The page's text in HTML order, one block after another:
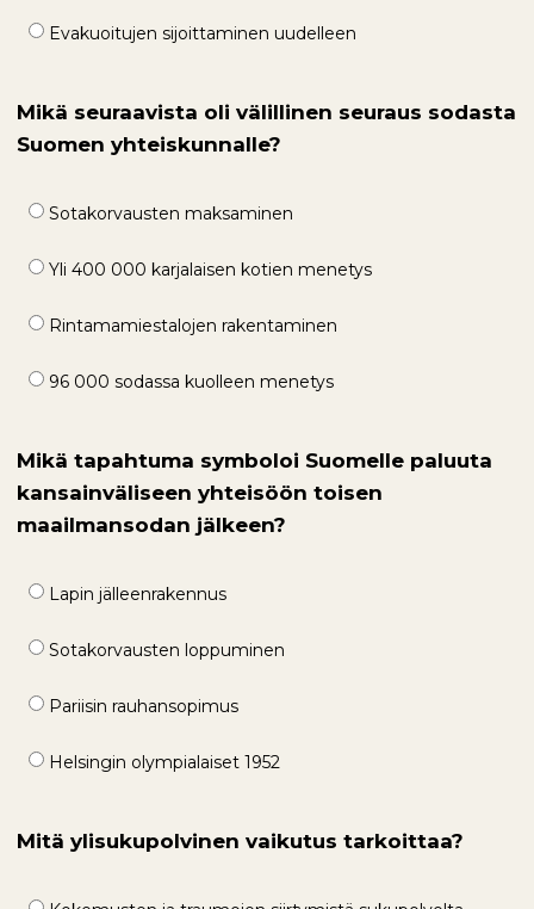
Evakuoitujen sijoittaminen uudelleen
Mikä seuraavista oli välillinen seuraus sodasta
Suomen yhteiskunnalle?
Sotakorvausten maksaminen
Yli 400 000 karjalaisen kotien menetys
Rintamamiestalojen rakentaminen
96 000 sodassa kuolleen menetys
Mikä tapahtuma symboloi Suomelle paluuta
kansainväliseen yhteisöön toisen
maailmansodan jälkeen?
Lapin jälleenrakennus
Sotakorvausten loppuminen
Pariisin rauhansopimus
Helsingin olympialaiset 1952
Mitä ylisukupolvinen vaikutus tarkoittaa?